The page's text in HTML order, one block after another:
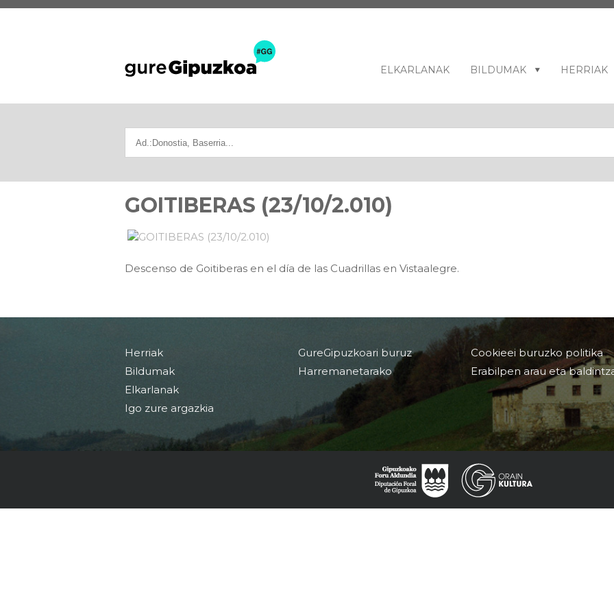
ELKARLANAK BILDUMAK HERRIAK
GOITIBERAS (23/10/2.010)
Descenso de Goitiberas en el día de las Cuadrillas en Vistaalegre.
Herriak
Bildumak
Elkarlanak
Igo zure argazkia
GureGipuzkoari buruz
Harremanetarako
Cookieei buruzko politika
Erabilpen arau eta